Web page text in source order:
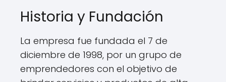
Historia y Fundación
La empresa fue fundada el 7 de
diciembre de 1998, por un grupo de
emprendedores con el objetivo de